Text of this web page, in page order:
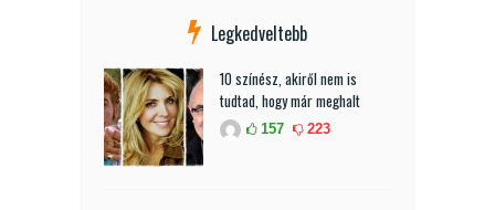
Legkedveltebb
10 színész, akiről nem is
tudtad, hogy már meghalt
157 223